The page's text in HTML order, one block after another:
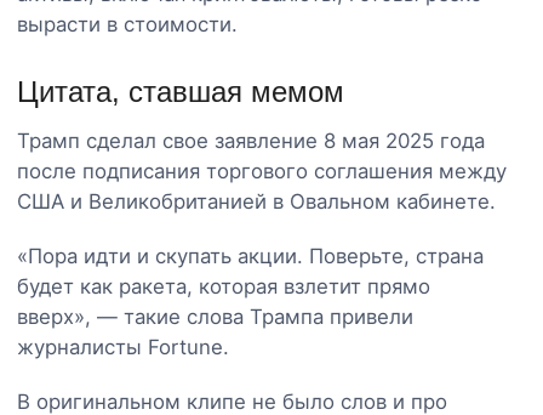
вырасти в стоимости.
Цитата, ставшая мемом
Трамп сделал свое заявление 8 мая 2025 года
после подписания торгового соглашения между
США и Великобританией в Овальном кабинете.
«Пора идти и скупать акции. Поверьте, страна
будет как ракета, которая взлетит прямо
вверх», — такие слова Трампа привели
журналисты Fortune.
В оригинальном клипе не было слов и про